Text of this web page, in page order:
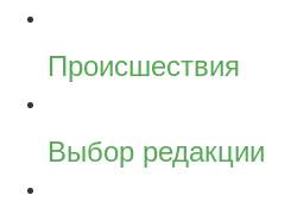
Происшествия
Выбор редакции